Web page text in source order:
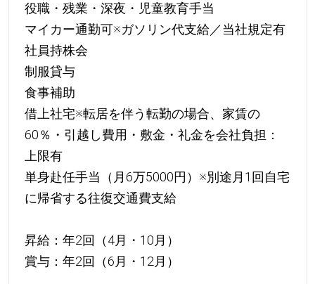
役職・残業・深夜・児童教育手当
マイカー通勤可※ガソリン代支給／当社規定有
社員持株会
制服貸与
食事補助
借上社宅※転居を伴う転勤の場合、家賃の
60％・引越し費用・敷金・礼金を会社負担：
上限有
単身赴任手当（月6万5000円）※別途月1回自宅
に帰省する往復交通費支給
昇給：年2回（4月・10月）
賞与：年2回（6月・12月）